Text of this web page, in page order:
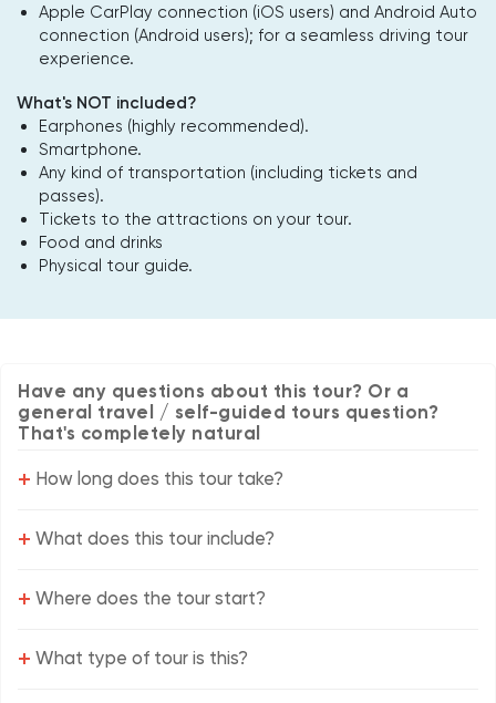
Apple CarPlay connection (iOS users) and Android Auto
connection (Android users); for a seamless driving tour
experience.
What's NOT included?
Earphones (highly recommended).
Smartphone.
Any kind of transportation (including tickets and
passes).
Tickets to the attractions on your tour.
Food and drinks
Physical tour guide.
Have any questions about this tour? Or a
general travel / self-guided tours question?
That's completely natural
+ How long does this tour take?
+ What does this tour include?
+ Where does the tour start?
+ What type of tour is this?